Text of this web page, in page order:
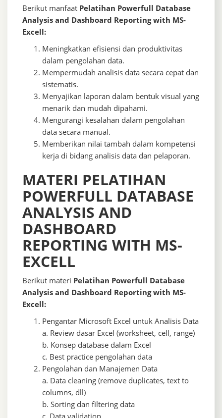
Berikut manfaat Pelatihan Powerfull Database
Analysis and Dashboard Reporting with MS-
Excell:
Meningkatkan efisiensi dan produktivitas
dalam pengolahan data.
Mempermudah analisis data secara cepat dan
sistematis.
Menyajikan laporan dalam bentuk visual yang
menarik dan mudah dipahami.
Mengurangi kesalahan dalam pengolahan
data secara manual.
Memberikan nilai tambah dalam kompetensi
kerja di bidang analisis data dan pelaporan.
MATERI PELATIHAN
POWERFULL DATABASE
ANALYSIS AND
DASHBOARD
REPORTING WITH MS-
EXCELL
Berikut materi Pelatihan Powerfull Database
Analysis and Dashboard Reporting with MS-
Excell:
Pengantar Microsoft Excel untuk Analisis Data
a. Review dasar Excel (worksheet, cell, range)
b. Konsep database dalam Excel
c. Best practice pengolahan data
Pengolahan dan Manajemen Data
a. Data cleaning (remove duplicates, text to
columns, dll)
b. Sorting dan filtering data